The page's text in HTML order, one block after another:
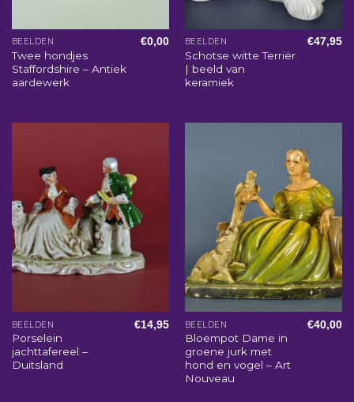
BEELDEN
Twee hondjes
Staffordshire – Antiek
aardewerk
€0,00 BEELDEN
Schotse witte Terriër
| beeld van
keramiek
€47,95
BEELDEN
Porselein
jachttafereel –
Duitsland
€14,95 BEELDEN
Bloempot Dame in
groene jurk met
hond en vogel – Art
Nouveau
€40,00